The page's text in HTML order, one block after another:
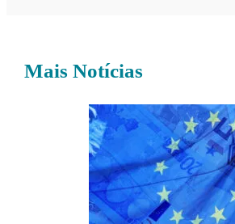
Mais Notícias